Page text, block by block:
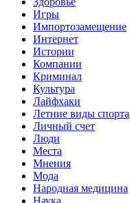
Игры
Импортозамещение
Интернет
Истории
Компании
Криминал
Культура
Лайфхаки
Летние виды спорта
Личный счет
Люди
Места
Мнения
Мода
Народная медицина